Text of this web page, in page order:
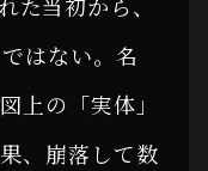
はない。名
上の「実体」
、崩落して数